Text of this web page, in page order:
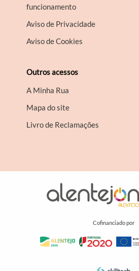
funcionamento
Aviso de Privacidade
Aviso de Cookies
Outros acessos
A Minha Rua
Mapa do site
Livro de Reclamações
Cofinanciado por